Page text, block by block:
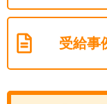
受給事